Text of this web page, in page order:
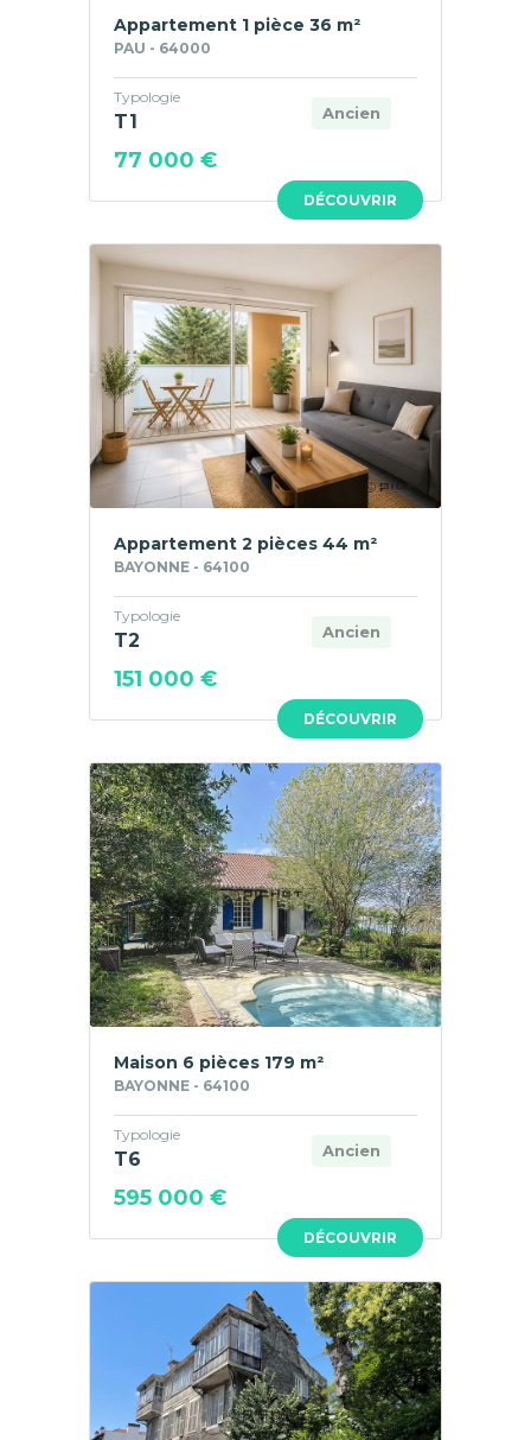
DÉCOUVRIR
Appartement 1 pièce 36 m²
PAU - 64000
Ancien
Typologie
T1
77 000 €
DÉCOUVRIR
Appartement 2 pièces 44 m²
BAYONNE - 64100
Ancien
Typologie
T2
151 000 €
DÉCOUVRIR
Maison 6 pièces 179 m²
BAYONNE - 64100
Ancien
Typologie
T6
595 000 €